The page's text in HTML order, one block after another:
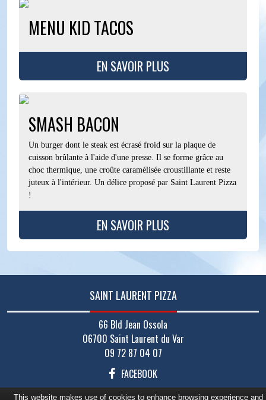
MENU KID TACOS
EN SAVOIR PLUS
SMASH BACON
Un burger dont le steak est écrasé froid sur la plaque de
cuisson brûlante à l'aide d'une presse. Il se forme grâce au
choc thermique, une croûte caramélisée croustillante et reste
juteux à l'intérieur. Un délice proposé par Saint Laurent Pizza
!
EN SAVOIR PLUS
SAINT LAURENT PIZZA
66 Bld Jean Ossola
06700 Saint Laurent du Var
09 72 87 04 07
FACEBOOK
This website makes use of cookies to enhance browsing experience and